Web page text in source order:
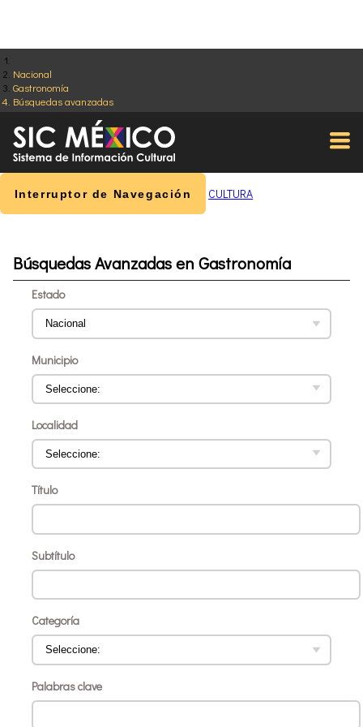
Nacional
Gastronomía
Búsquedas avanzadas
Interruptor de Navegación CULTURA
Búsquedas Avanzadas en Gastronomía
Estado
Municipio
Localidad
Título
Subtítulo
Categoría
Palabras clave